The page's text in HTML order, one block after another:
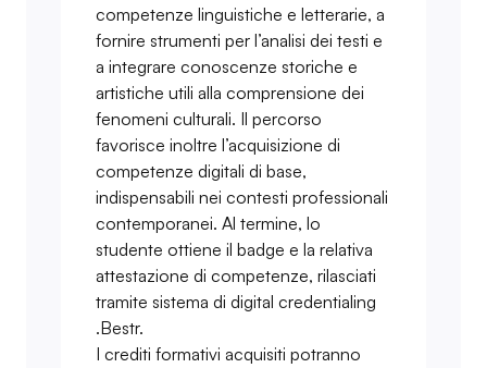
competenze linguistiche e letterarie, a
fornire strumenti per l’analisi dei testi e
a integrare conoscenze storiche e
artistiche utili alla comprensione dei
fenomeni culturali. Il percorso
favorisce inoltre l’acquisizione di
competenze digitali di base,
indispensabili nei contesti professionali
contemporanei. Al termine, lo
studente ottiene il badge e la relativa
attestazione di competenze, rilasciati
tramite sistema di digital credentialing
.Bestr.
I crediti formativi acquisiti potranno